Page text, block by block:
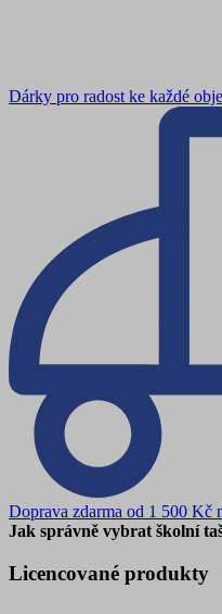
Dárky pro radost ke každé
Doprava zdarma od 1 500 Kč
Jak správně vybrat školní
Licencované produkty